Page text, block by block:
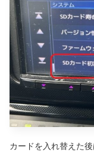
カードを入れ替えた